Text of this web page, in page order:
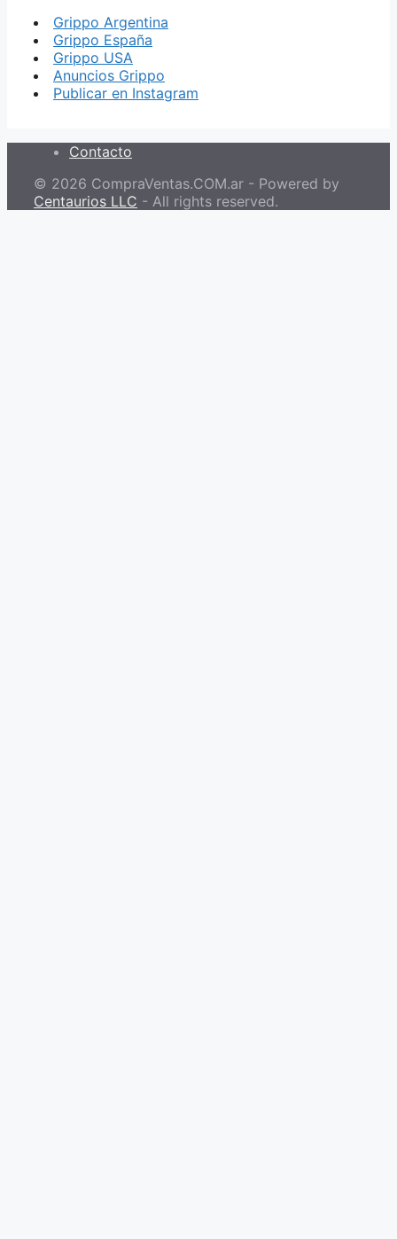
Grippo Argentina
Grippo España
Grippo USA
Anuncios Grippo
Publicar en Instagram
Contacto
© 2026 CompraVentas.COM.ar - Powered by
Centaurios LLC - All rights reserved.